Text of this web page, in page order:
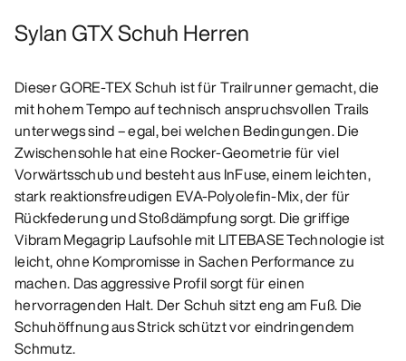
Sylan GTX Schuh Herren
Dieser GORE-TEX Schuh ist für Trailrunner gemacht, die
mit hohem Tempo auf technisch anspruchsvollen Trails
unterwegs sind – egal, bei welchen Bedingungen. Die
Zwischensohle hat eine Rocker-Geometrie für viel
Vorwärtsschub und besteht aus InFuse, einem leichten,
stark reaktionsfreudigen EVA-Polyolefin-Mix, der für
Rückfederung und Stoßdämpfung sorgt. Die griffige
Vibram Megagrip Laufsohle mit LITEBASE Technologie ist
leicht, ohne Kompromisse in Sachen Performance zu
machen. Das aggressive Profil sorgt für einen
hervorragenden Halt. Der Schuh sitzt eng am Fuß. Die
Schuhöffnung aus Strick schützt vor eindringendem
Schmutz.